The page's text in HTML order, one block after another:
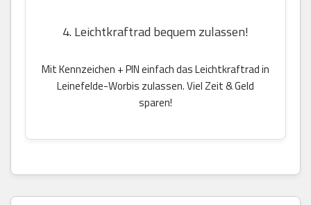
4. Leichtkraftrad bequem zulassen!
Mit Kennzeichen + PIN einfach das Leichtkraftrad in
Leinefelde-Worbis zulassen. Viel Zeit & Geld
sparen!